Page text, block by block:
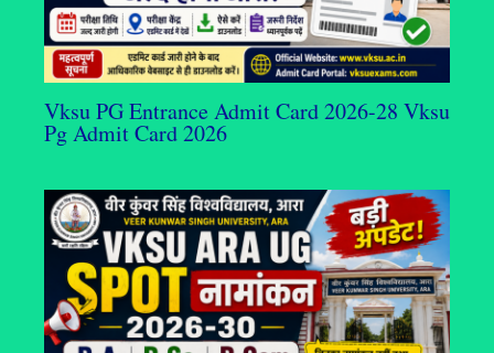
Vksu PG Entrance Admit Card 2026-28 Vksu
Pg Admit Card 2026